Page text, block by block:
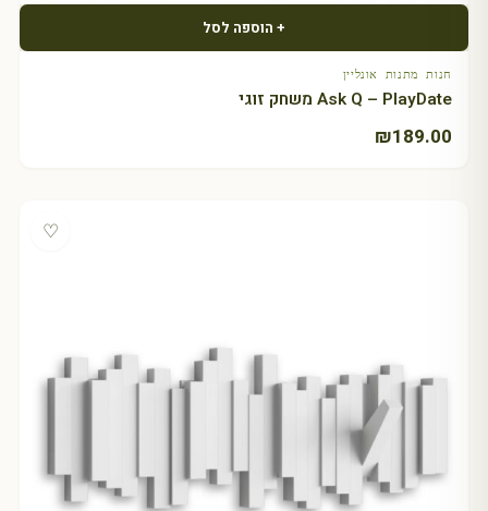
+ הוספה לסל
חנות מתנות אונליין
Ask Q – PlayDate משחק זוגי
₪189.00
♡